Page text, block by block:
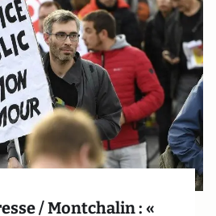
/ Montchalin : «